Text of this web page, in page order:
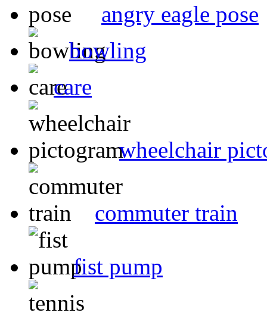
angry eagle pose
bowling
care
wheelchair
commuter train
fist pump